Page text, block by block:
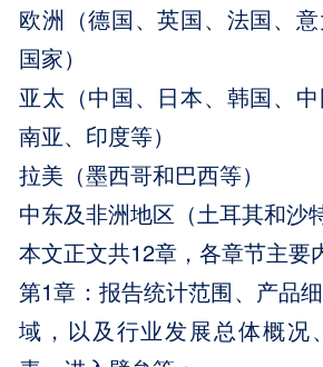
欧洲（德国、英国、法国、
国家）
亚太（中国、日本、韩国、
南亚、印度等）
拉美（墨西哥和巴西等）
中东及非洲地区（土耳其和沙
本文正文共12章，各章节主要
第1章：报告统计范围、产品
域，以及行业发展总体概况